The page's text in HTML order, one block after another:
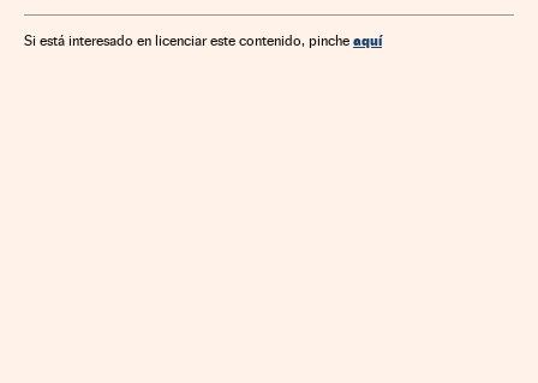
Si está interesado en licenciar este contenido, pinche aquí